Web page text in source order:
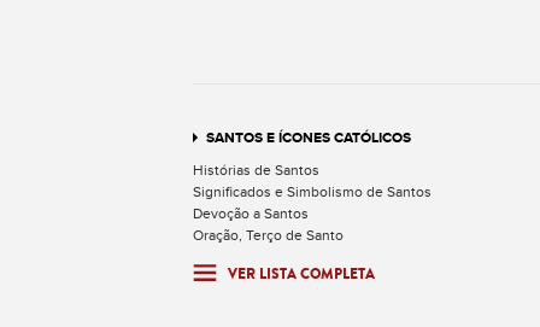
SANTOS E ÍCONES CATÓLICOS
Histórias de Santos
Significados e Simbolismo de Santos
Devoção a Santos
Oração, Terço de Santo
VER LISTA COMPLETA